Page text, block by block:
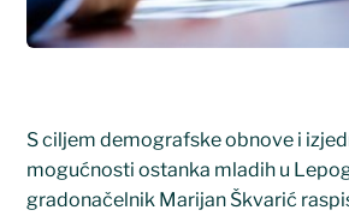
S ciljem demografske obnove i
mogućnosti ostanka mladih u
gradonačelnik Marijan Škvarić